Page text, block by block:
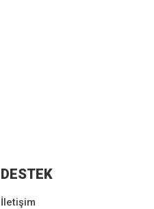
DESTEK
İletişim